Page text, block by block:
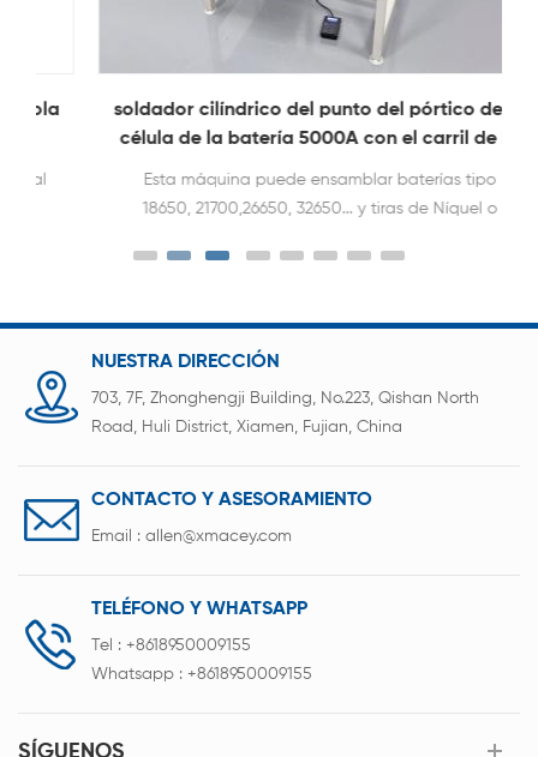
soldador cilíndrico del punto del pórtico de la
célula de la batería 5000A con el carril de la
diapositiva
Esta máquina puede ensamblar baterías tipo
18650, 21700,26650, 32650... y tiras de Níquel o
NUESTRA DIRECCIÓN
703, 7F, Zhonghengji Building, No.223, Qishan North
Road, Huli District, Xiamen, Fujian, China
CONTACTO Y ASESORAMIENTO
Email : allen@xmacey.com
TELÉFONO Y WHATSAPP
Tel : +8618950009155
Whatsapp : +8618950009155
SÍGUENOS